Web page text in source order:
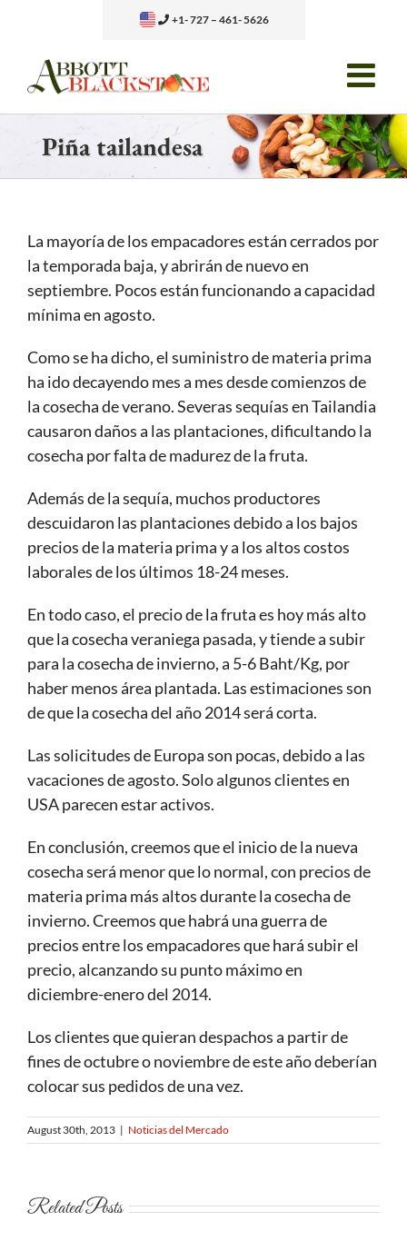
content
+1- 727 – 461- 5626
Piña tailandesa
La mayoría de los empacadores están cerrados por
la temporada baja, y abrirán de nuevo en
septiembre. Pocos están funcionando a capacidad
mínima en agosto.
Como se ha dicho, el suministro de materia prima
ha ido decayendo mes a mes desde comienzos de
la cosecha de verano. Severas sequías en Tailandia
causaron daños a las plantaciones, dificultando la
cosecha por falta de madurez de la fruta.
Además de la sequía, muchos productores
descuidaron las plantaciones debido a los bajos
precios de la materia prima y a los altos costos
laborales de los últimos 18-24 meses.
En todo caso, el precio de la fruta es hoy más alto
que la cosecha veraniega pasada, y tiende a subir
para la cosecha de invierno, a 5-6 Baht/Kg, por
haber menos área plantada. Las estimaciones son
de que la cosecha del año 2014 será corta.
Las solicitudes de Europa son pocas, debido a las
vacaciones de agosto. Solo algunos clientes en
USA parecen estar activos.
En conclusión, creemos que el inicio de la nueva
cosecha será menor que lo normal, con precios de
materia prima más altos durante la cosecha de
invierno. Creemos que habrá una guerra de
precios entre los empacadores que hará subir el
precio, alcanzando su punto máximo en
diciembre-enero del 2014.
Los clientes que quieran despachos a partir de
fines de octubre o noviembre de este año deberían
colocar sus pedidos de una vez.
August 30th, 2013 | Noticias del Mercado
Related Posts